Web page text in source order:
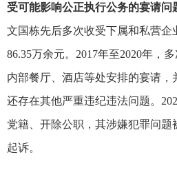
受可能影响公正执行公务的宴请问
文国栋先后多次收受下属和私营企
86.35万余元。2017年至2020年，
内部餐厅、酒店等处安排的宴请，
还存在其他严重违纪违法问题。
党籍、开除公职，其涉嫌犯罪问题
起诉。